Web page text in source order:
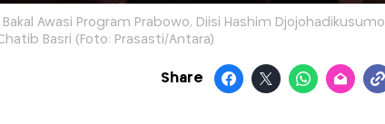
Awasi Program Prabowo, Diisi Hashim Djojohadikusumo
Basri (Foto: Prasasti/Antara)
Share